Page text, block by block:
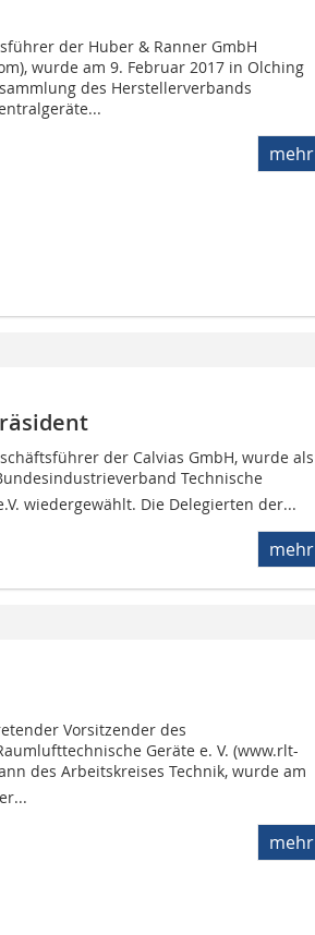
der Huber & Ranner GmbH
wurde am 9. Februar 2017 in Olching
des Herstellerverbands
mehr
der Calvias GmbH, wurde als
Technische
wiedergewählt. Die Delegierten der...
mehr
Vorsitzender des
Geräte e. V. (www.rlt-
des Arbeitskreises Technik, wurde am
mehr